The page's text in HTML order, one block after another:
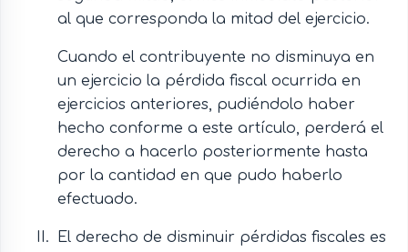
al que corresponda la mitad del ejercicio.
Cuando el contribuyente no disminuya en
un ejercicio la pérdida fiscal ocurrida en
ejercicios anteriores, pudiéndolo haber
hecho conforme a este artículo, perderá el
derecho a hacerlo posteriormente hasta
por la cantidad en que pudo haberlo
efectuado.
El derecho de disminuir pérdidas fiscales es